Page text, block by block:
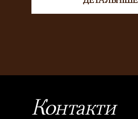
Контакти